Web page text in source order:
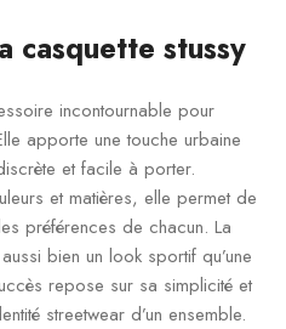
casquette stussy
incontournable pour
apporte une touche urbaine
et facile à porter.
et matières, elle permet de
préférences de chacun. La
bien un look sportif qu’une
repose sur sa simplicité et
streetwear d’un ensemble.